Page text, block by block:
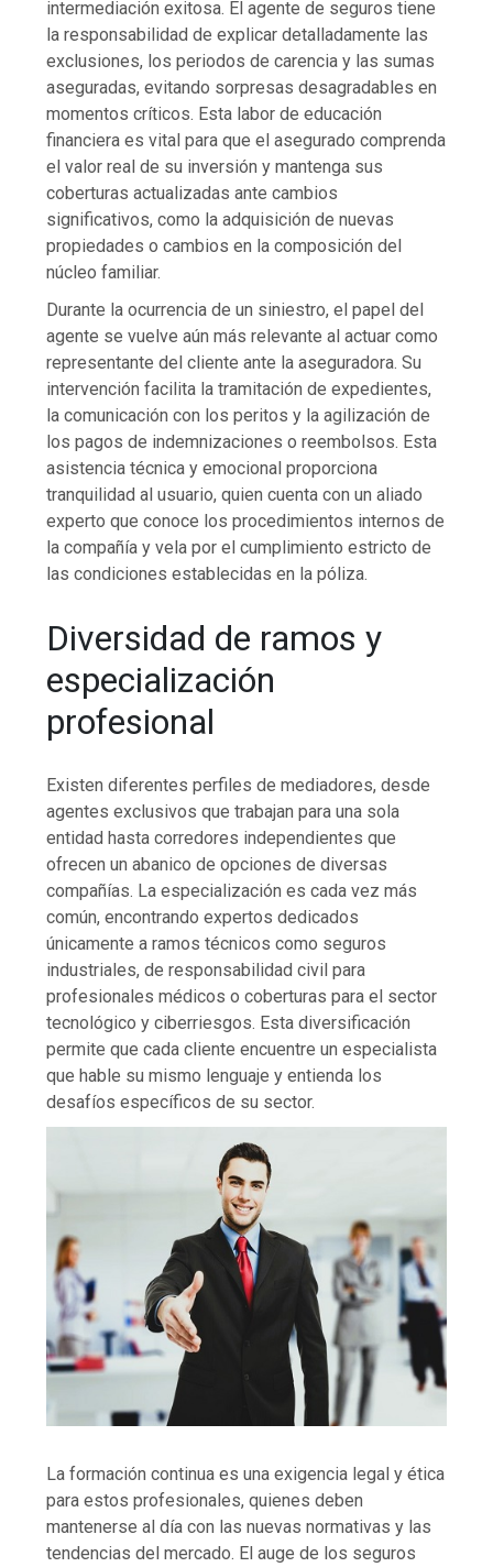
intermediación exitosa. El agente de seguros tiene
la responsabilidad de explicar detalladamente las
exclusiones, los periodos de carencia y las sumas
aseguradas, evitando sorpresas desagradables en
momentos críticos. Esta labor de educación
financiera es vital para que el asegurado comprenda
el valor real de su inversión y mantenga sus
coberturas actualizadas ante cambios
significativos, como la adquisición de nuevas
propiedades o cambios en la composición del
núcleo familiar.
Durante la ocurrencia de un siniestro, el papel del
agente se vuelve aún más relevante al actuar como
representante del cliente ante la aseguradora. Su
intervención facilita la tramitación de expedientes,
la comunicación con los peritos y la agilización de
los pagos de indemnizaciones o reembolsos. Esta
asistencia técnica y emocional proporciona
tranquilidad al usuario, quien cuenta con un aliado
experto que conoce los procedimientos internos de
la compañía y vela por el cumplimiento estricto de
las condiciones establecidas en la póliza.
Diversidad de ramos y
especialización
profesional
Existen diferentes perfiles de mediadores, desde
agentes exclusivos que trabajan para una sola
entidad hasta corredores independientes que
ofrecen un abanico de opciones de diversas
compañías. La especialización es cada vez más
común, encontrando expertos dedicados
únicamente a ramos técnicos como seguros
industriales, de responsabilidad civil para
profesionales médicos o coberturas para el sector
tecnológico y ciberriesgos. Esta diversificación
permite que cada cliente encuentre un especialista
que hable su mismo lenguaje y entienda los
desafíos específicos de su sector.
La formación continua es una exigencia legal y ética
para estos profesionales, quienes deben
mantenerse al día con las nuevas normativas y las
tendencias del mercado. El auge de los seguros